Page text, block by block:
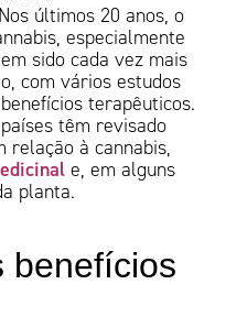
últimos 20 anos, o
especialmente
sido cada vez mais
com vários estudos
terapêuticos.
têm revisado
relação à cannabis,
e, em alguns
planta.
benefícios